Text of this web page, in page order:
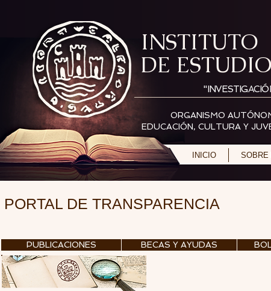
INSTITUTO
DE
ORGANISMO
EDUCACIÓN, CULTURA Y
INICIO SOBRE
PORTAL DE TRANSPARENCIA
PUBLICACIONES BECAS Y AYUDAS